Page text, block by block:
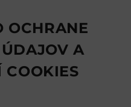
OCHRANE
A
COOKIES